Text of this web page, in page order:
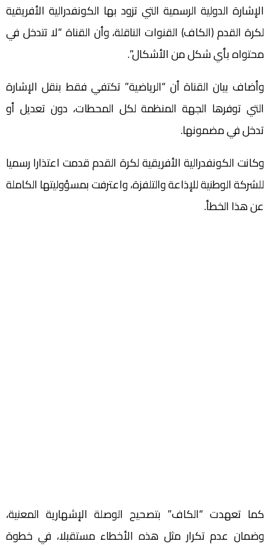
الإشارة الدولية الرسمية التي تزود بها الكونفدرالية الأفريقية
لكرة القدم (الكاف) القنوات الناقلة، وأن القناة “لا تتدخل في
محتواه بأي شكل من الأشكال”.
وأضاف بيان القناة أن “الرياضية” تكتفي فقط بنقل الإشارة
التي توفرها الجهة المنظمة لكل المحطات، دون تعديل أو
تدخل في مضمونها.
وكانت الكونفدرالية الأفريقية لكرة القدم قدمت اعتذارا رسميا
للشركة الوطنية للإذاعة والتلفزة، واعترفت بمسؤوليتها الكاملة
عن هذا الخطأ.
كما تعهدت “الكاف” بتصحيح الوصلة الإشهارية المعنية،
وضمان عدم تكرار مثل هذه الأخطاء مستقبلا، في خطوة